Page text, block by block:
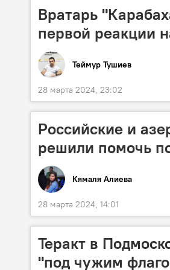
Вратарь
первой реакции
Теймур Тушиев
28 марта 2024, 23:02
Российские и
решили помочь
Кямаля Алиева
28 марта 2024, 14:01
Теракт в
"под чужим